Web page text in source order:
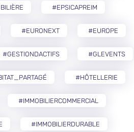
#EPSICAPREIM
#EURONEXT #EUROPE
#GESTIONDACTIFS #GLEVENTS
#HÔTELLERIE
#IMMOBILIERCOMMERCIAL
#IMMOBILIERDURABLE